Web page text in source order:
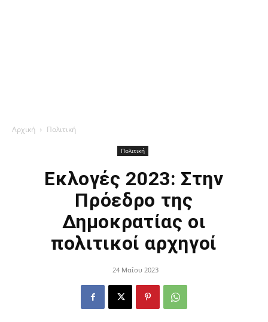
Αρχική Πολιτική
Πολιτική
Εκλογές 2023: Στην
Πρόεδρο της
Δημοκρατίας οι
πολιτικοί αρχηγοί
24 Μαΐου 2023